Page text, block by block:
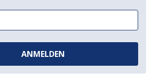
ANMELDEN